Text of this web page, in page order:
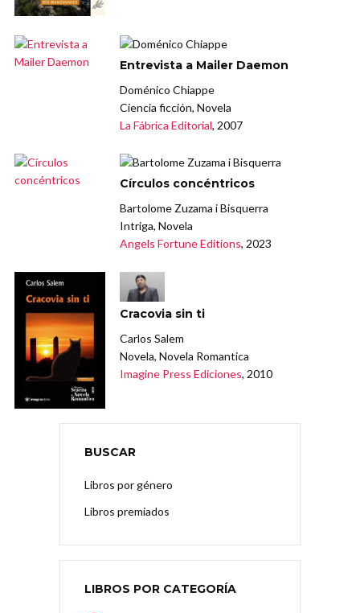
Entrevista a Mailer Daemon
Doménico Chiappe
Ciencia ficción, Novela
La Fábrica Editorial, 2007
Círculos concéntricos
Bartolome Zuzama i Bisquerra
Intriga, Novela
Angels Fortune Editions, 2023
Cracovia sin ti
Carlos Salem
Novela, Novela Romantica
Imagine Press Ediciones, 2010
BUSCAR
Libros por género
Libros premiados
LIBROS POR CATEGORÍA